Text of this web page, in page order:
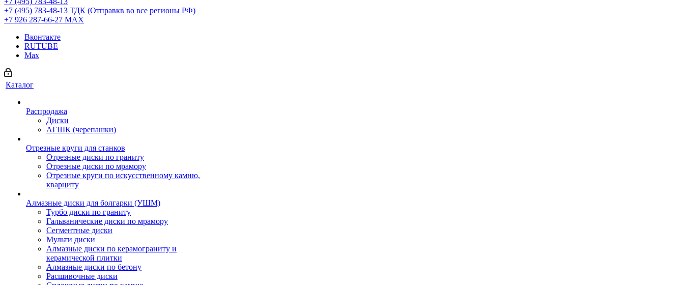
+7 (495) 783-48-13 ТДК (Отправкв во все регионы РФ)
+7 926 287-66-27 МАХ
Вконтакте
RUTUBE
Max
Каталог
Распродажа
Диски
АГШК (черепашки)
Отрезные круги для станков
Отрезные диски по граниту
Отрезные диски по мрамору
Отрезные круги по искусственному камню,
кварциту
Алмазные диски для болгарки (УШМ)
Турбо диски по граниту
Гальванические диски по мрамору
Сегментные диски
Мульти диски
Алмазные диски по керамограниту и
керамической плитки
Алмазные диски по бетону
Расшивочные диски